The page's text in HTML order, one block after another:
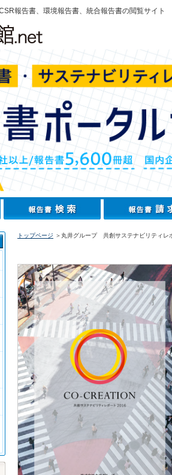
報告書、環境報告書、統合報告書の閲覧サイト
トップページ ＞丸井グループ 共創サステナビリティレ